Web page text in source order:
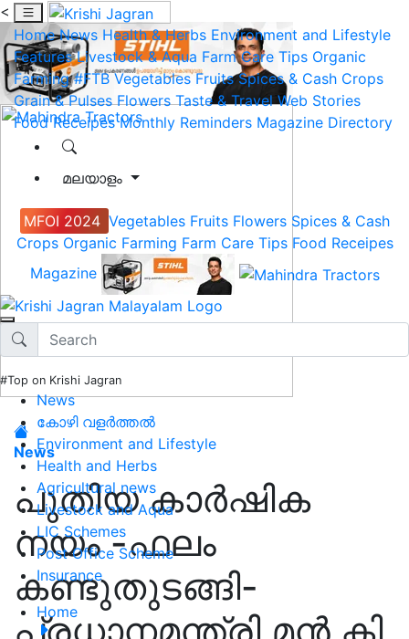
<
Home News Health & Herbs Environment and Lifestyle
Features Livestock & Aqua Farm Care Tips Organic
Farming #FTB Vegetables Fruits Spices & Cash Crops
Grain & Pulses Flowers Taste & Travel Web Stories
Food Receipes Monthly Reminders Magazine Directory
മലയാളം
MFOI 2024 Vegetables Fruits Flowers Spices & Cash
Crops Organic Farming Farm Care Tips Food Receipes
Magazine
#Top on Krishi Jagran
News
കോഴി വളർത്തൽ
Environment and Lifestyle
Health and Herbs
Agricultural news
Livestock and Aqua
LIC Schemes
Post Office Scheme
Insurance
Home
News
പുതിയ കാര്‍ഷിക
നയം -ഫലം
കണ്ടുതുടങ്ങി-